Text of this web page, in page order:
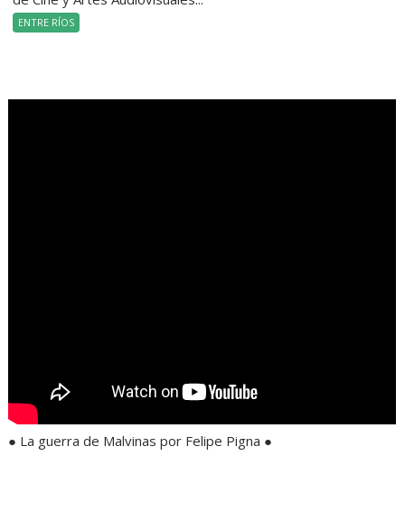
ENTRE RÍOS
● La guerra de Malvinas por Felipe Pigna ●